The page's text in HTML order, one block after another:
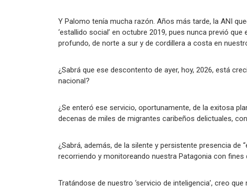
Y Palomo tenía mucha razón. Años más tarde, la ANI
‘estallido social’ en octubre 2019, pues nunca previó
profundo, de norte a sur y de cordillera a costa en
¿Sabrá que ese descontento de ayer, hoy, 2026, está
nacional?
¿Se enteró ese servicio, oportunamente, de la exitosa
decenas de miles de migrantes caribeños delictuales,
¿Sabrá, además, de la silente y persistente presencia de
recorriendo y monitoreando nuestra Patagonia con
Tratándose de nuestro ‘servicio de inteligencia’, creo